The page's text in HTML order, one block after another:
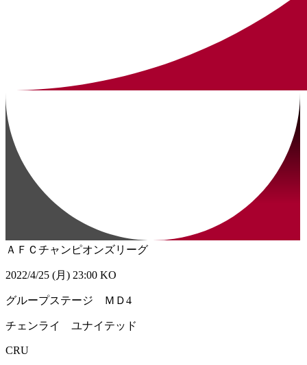
ＡＦＣチャンピオンズリーグ
2022/4/25 (月) 23:00 KO
グループステージ ＭＤ4
チェンライ ユナイテッド
CRU